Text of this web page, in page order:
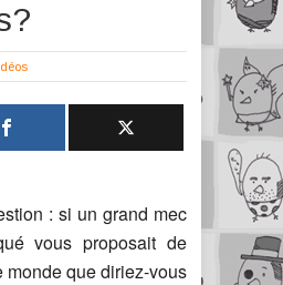
: si un grand mec
vous proposait de
monde que diriez-vous